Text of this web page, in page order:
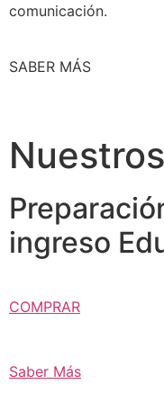
comunicación.
SABER MÁS
ingreso
COMPRAR
Saber Más